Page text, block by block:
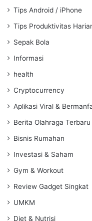
Tips Android / iPhone
Tips Produktivitas
Sepak Bola
Informasi
health
Cryptocurrency
Aplikasi Viral &
Berita Olahraga Terbaru
Bisnis Rumahan
Investasi & Saham
Gym & Workout
Review Gadget Singkat
UMKM
Diet & Nutrisi